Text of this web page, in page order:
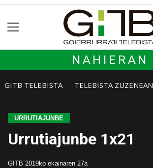
NAHIERAN
GITB TELEBISTA TELEBISTA ZUZENEAN
URRUTIAJUNBE
Urrutiajunbe 1x21
GITB 2019ko ekainaren 27a